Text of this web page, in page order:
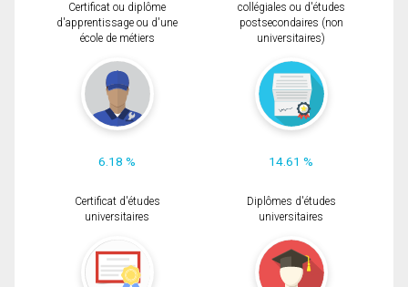
Certificat ou diplôme
d'apprentissage ou d'une
école de métiers
6.18 %
collégiales ou d'études
postsecondaires (non
universitaires)
14.61 %
Certificat d'études
universitaires
Diplômes d'études
universitaires